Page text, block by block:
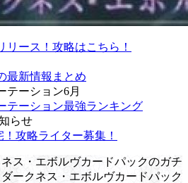
リース！攻略はこちら！
最新情報まとめ
テーション6月
テーション最強ランキング
らせ
攻略ライター募集！
ス・エボルヴカードパックのガチ
ークネス・エボルヴカードパック